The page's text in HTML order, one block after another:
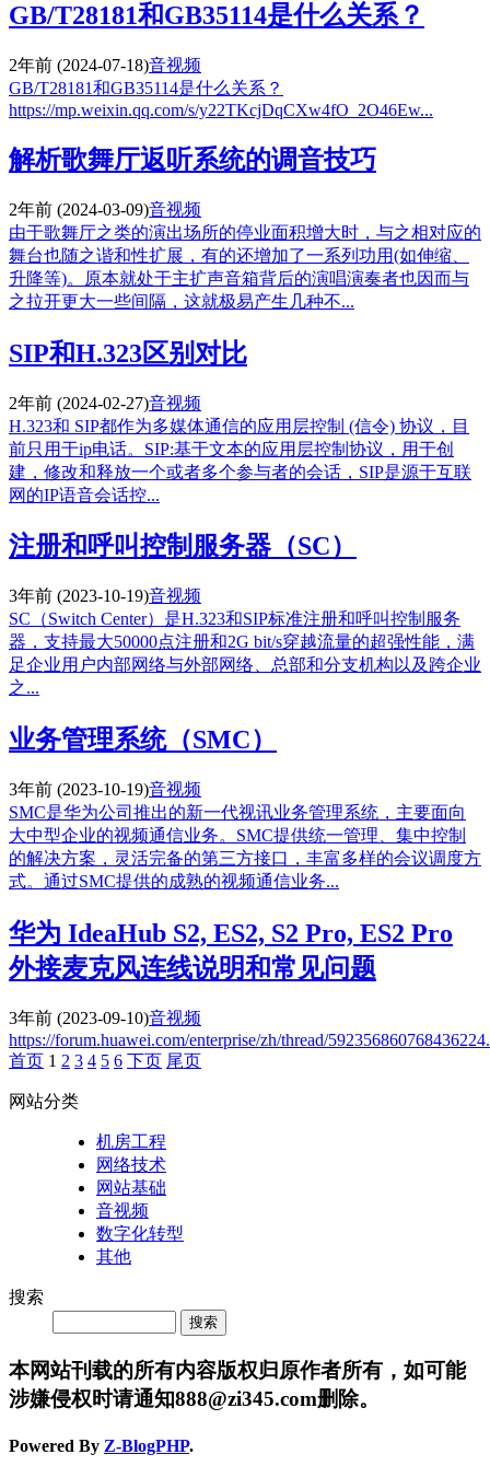
GB/T28181和GB35114是什么关系？
2年前 (2024-07-18)音视频
GB/T28181和GB35114是什么关系？
https://mp.weixin.qq.com/s/y22TKcjDqCXw4fO_2O46Ew...
解析歌舞厅返听系统的调音技巧
2年前 (2024-03-09)音视频
由于歌舞厅之类的演出场所的停业面积增大时，与之相对应的
舞台也随之谐和性扩展，有的还增加了一系列功用(如伸缩、
升降等)。原本就处于主扩声音箱背后的演唱演奏者也因而与
之拉开更大一些间隔，这就极易产生几种不...
SIP和H.323区别对比
2年前 (2024-02-27)音视频
H.323和 SIP都作为多媒体通信的应用层控制 (信令) 协议，目
前只用于ip电话。SIP:基于文本的应用层控制协议，用于创
建，修改和释放一个或者多个参与者的会话，SIP是源于互联
网的IP语音会话控...
注册和呼叫控制服务器（SC）
3年前 (2023-10-19)音视频
SC（Switch Center）是H.323和SIP标准注册和呼叫控制服务
器，支持最大50000点注册和2G bit/s穿越流量的超强性能，满
足企业用户内部网络与外部网络、总部和分支机构以及跨企业
之...
业务管理系统（SMC）
3年前 (2023-10-19)音视频
SMC是华为公司推出的新一代视讯业务管理系统，主要面向
大中型企业的视频通信业务。SMC提供统一管理、集中控制
的解决方案，灵活完备的第三方接口，丰富多样的会议调度方
式。通过SMC提供的成熟的视频通信业务...
华为 IdeaHub S2, ES2, S2 Pro, ES2 Pro
外接麦克风连线说明和常见问题
3年前 (2023-09-10)音视频
https://forum.huawei.com/enterprise/zh/thread/
首页 1 2 3 4 5 6 下页 尾页
网站分类
机房工程
网络技术
网站基础
音视频
数字化转型
其他
搜索
本网站刊载的所有内容版权归原作者所有，如可能
涉嫌侵权时请通知888@zi345.com删除。
Powered By Z-BlogPHP.